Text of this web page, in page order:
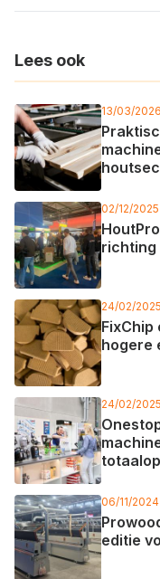
Lees ook
13/03/
02/12/2025
richting
24/02/
FixChip
hogere
24/02/
06/11/2024
editie